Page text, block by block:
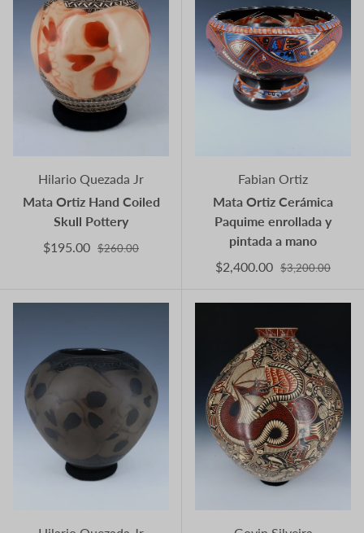
Hilario Quezada Jr
Mata Ortiz Hand Coiled
Skull Pottery
$195.00 $260.00
Fabian Ortiz
Mata Ortiz Cerámica
Paquime enrollada y
pintada a mano
$2,400.00 $3,200.00